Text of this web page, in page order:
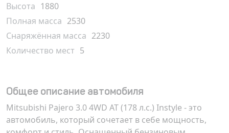
Высота 1880
Полная масса 2530
Снаряжённая масса 2230
Количество мест 5
Общее описание автомобиля
Mitsubishi Pajero 3.0 4WD AT (178 л.с.) Instyle - это
автомобиль, который сочетает в себе мощность,